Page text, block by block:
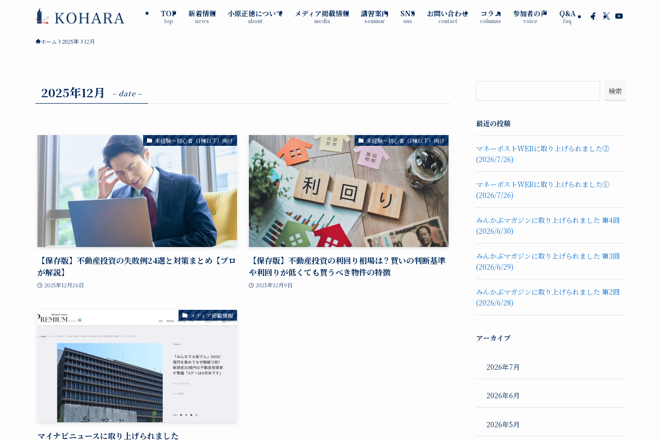
TOP
top
新着情報
news
小原正徳について
about
メディア掲載情報
media
講習案内
seminar
SNS
sns
お問い合わせ
contact
コラム
columns
参加者の声
voice
Q&A
faq
ホーム 2025年 12月
2025年12月 – date –
未経験～初心者（1棟以下）向け
【保存版】不動産投資の失敗例24選と対策まとめ【プロ
が解説】
2025年12月26日
未経験～初心者（1棟以下）向け
【保存版】不動産投資の利回り相場は？買いの判断基準
や利回りが低くても買うべき物件の特徴
2025年12月9日
メディア掲載情報
マイナビニュースに取り上げられました
検索
最近の投稿
マネーポストWEBに取り上げられました②
(2026/7/26)
マネーポストWEBに取り上げられました①
(2026/7/26)
みんかぶマガジンに取り上げられました 第4回
(2026/6/30)
みんかぶマガジンに取り上げられました 第3回
(2026/6/29)
みんかぶマガジンに取り上げられました 第2回
(2026/6/28)
アーカイブ
2026年7月
2026年6月
2026年5月